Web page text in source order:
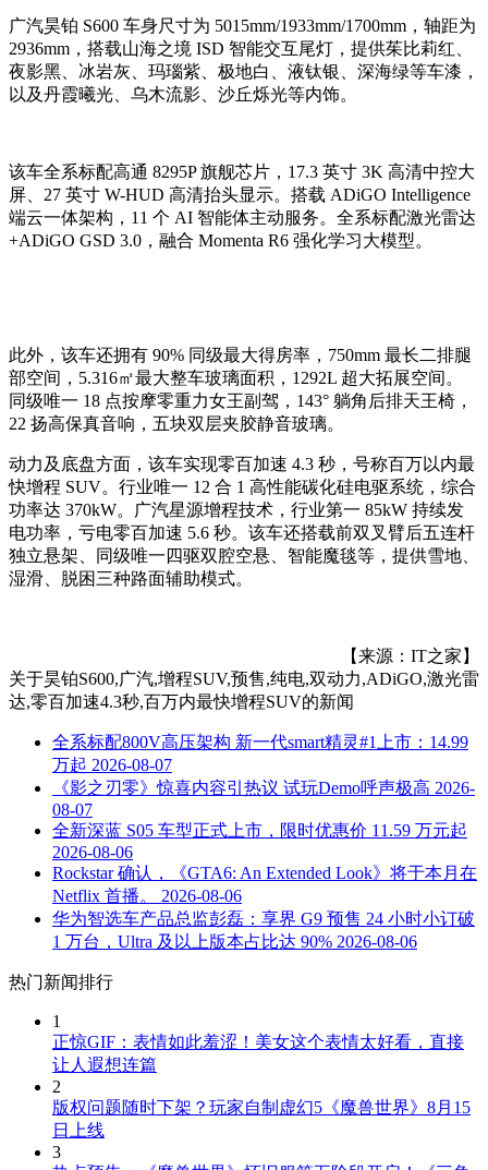
广汽昊铂 S600 车身尺寸为 5015mm/1933mm/1700mm，轴距为
2936mm，搭载山海之境 ISD 智能交互尾灯，提供茱比莉红、
夜影黑、冰岩灰、玛瑙紫、极地白、液钛银、深海绿等车漆，
以及丹霞曦光、乌木流影、沙丘烁光等内饰。
该车全系标配高通 8295P 旗舰芯片，17.3 英寸 3K 高清中控大
屏、27 英寸 W-HUD 高清抬头显示。搭载 ADiGO Intelligence
端云一体架构，11 个 AI 智能体主动服务。全系标配激光雷达
+ADiGO GSD 3.0，融合 Momenta R6 强化学习大模型。
此外，该车还拥有 90% 同级最大得房率，750mm 最长二排腿
部空间，5.316㎡最大整车玻璃面积，1292L 超大拓展空间。
同级唯一 18 点按摩零重力女王副驾，143° 躺角后排天王椅，
22 扬高保真音响，五块双层夹胶静音玻璃。
动力及底盘方面，该车实现零百加速 4.3 秒，号称百万以内最
快增程 SUV。行业唯一 12 合 1 高性能碳化硅电驱系统，综合
功率达 370kW。广汽星源增程技术，行业第一 85kW 持续发
电功率，亏电零百加速 5.6 秒。该车还搭载前双叉臂后五连杆
独立悬架、同级唯一四驱双腔空悬、智能魔毯等，提供雪地、
湿滑、脱困三种路面辅助模式。
【来源：IT之家】
关于昊铂S600,广汽,增程SUV,预售,纯电,双动力,ADiGO,激光雷
达,零百加速4.3秒,百万内最快增程SUV的新闻
全系标配800V高压架构 新一代smart精灵#1上市：14.99
万起 2026-08-07
《影之刃零》惊喜内容引热议 试玩Demo呼声极高 2026-
08-07
全新深蓝 S05 车型正式上市，限时优惠价 11.59 万元起
2026-08-06
Rockstar 确认，《GTA6: An Extended Look》将于本月在
Netflix 首播。
2026-08-06
华为智选车产品总监彭磊：享界 G9 预售 24 小时小订破
1 万台，Ultra 及以上版本占比达 90% 2026-08-06
热门新闻排行
1
正惊GIF：表情如此羞涩！美女这个表情太好看，直接
让人遐想连篇
2
版权问题随时下架？玩家自制虚幻5《魔兽世界》8月15
日上线
3